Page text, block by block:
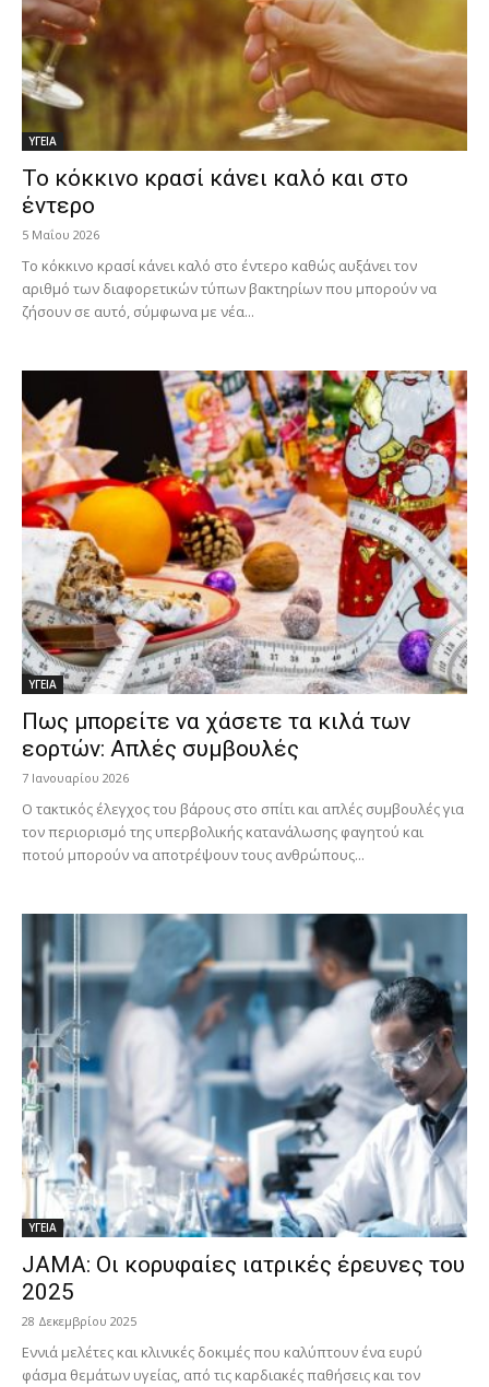
ΥΓΕΙΑ
Το κόκκινο κρασί κάνει καλό και στο
έντερο
5 Μαΐου 2026
Το κόκκινο κρασί κάνει καλό στο έντερο καθώς αυξάνει τον
αριθμό των διαφορετικών τύπων βακτηρίων που μπορούν να
ζήσουν σε αυτό, σύμφωνα με νέα...
ΥΓΕΙΑ
Πως μπορείτε να χάσετε τα κιλά των
εορτών: Απλές συμβουλές
7 Ιανουαρίου 2026
O τακτικός έλεγχος του βάρους στο σπίτι και απλές συμβουλές για
τον περιορισμό της υπερβολικής κατανάλωσης φαγητού και
ποτού μπορούν να αποτρέψουν τους ανθρώπους...
ΥΓΕΙΑ
JAMA: Οι κορυφαίες ιατρικές έρευνες του
2025
28 Δεκεμβρίου 2025
Εννιά μελέτες και κλινικές δοκιμές που καλύπτουν ένα ευρύ
φάσμα θεμάτων υγείας, από τις καρδιακές παθήσεις και τον